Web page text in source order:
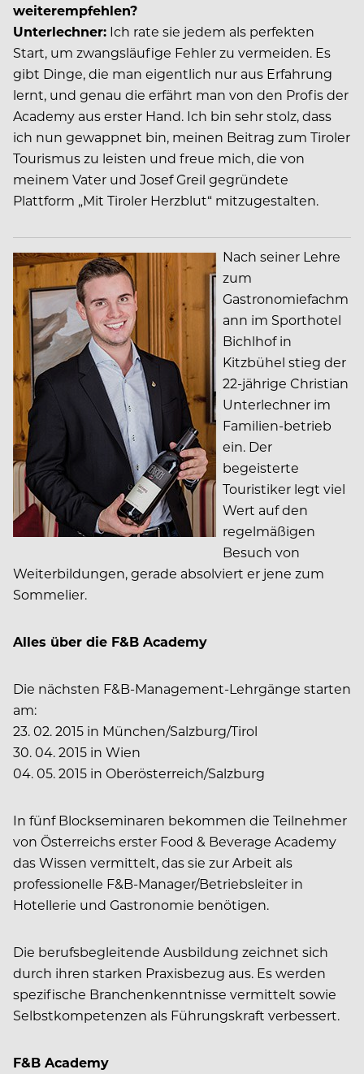
weiterempfehlen?
Unterlechner: Ich rate sie jedem als perfekten
Start, um zwangsläufige Fehler zu vermeiden. Es
gibt Dinge, die man eigentlich nur aus Erfahrung
lernt, und genau die erfährt man von den Profis der
Academy aus erster Hand. Ich bin sehr stolz, dass
ich nun gewappnet bin, meinen Beitrag zum Tiroler
Tourismus zu leisten und freue mich, die von
meinem Vater und Josef Greil gegründete
Plattform „Mit Tiroler Herzblut“ mitzugestalten.
Nach seiner Lehre
zum
Gastronomiefachm
ann im Sporthotel
Bichlhof in
Kitzbühel stieg der
22-jährige Christian
Unterlechner im
Familien-betrieb
ein. Der
begeisterte
Touristiker legt viel
Wert auf den
regelmäßigen
Besuch von
Weiterbildungen, gerade absolviert er jene zum
Sommelier.
Alles über die F&B Academy
Die nächsten F&B-Management-Lehrgänge starten
am:
23. 02. 2015 in München/Salzburg/Tirol
30. 04. 2015 in Wien
04. 05. 2015 in Oberösterreich/Salzburg
In fünf Blockseminaren bekommen die Teilnehmer
von Österreichs erster Food & Beverage Academy
das Wissen vermittelt, das sie zur Arbeit als
professionelle F&B-Manager/Betriebsleiter in
Hotellerie und Gastronomie benötigen.
Die berufsbegleitende Ausbildung zeichnet sich
durch ihren starken Praxisbezug aus. Es werden
spezifische Branchenkenntnisse vermittelt sowie
Selbstkompetenzen als Führungskraft verbessert.
F&B Academy